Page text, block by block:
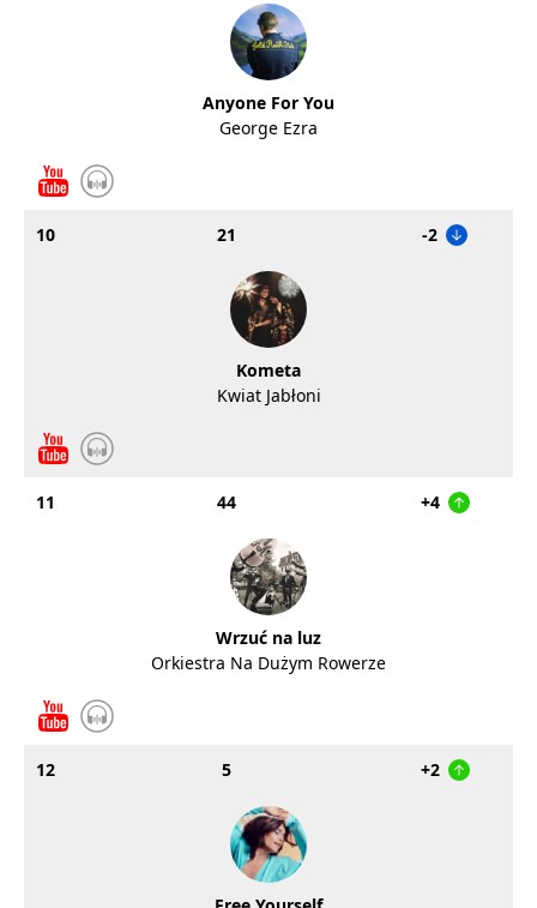
Anyone For You
George Ezra
10 21 -2
Kometa
Kwiat Jabłoni
11 44 +4
Wrzuć na luz
Orkiestra Na Dużym Rowerze
12 5 +2